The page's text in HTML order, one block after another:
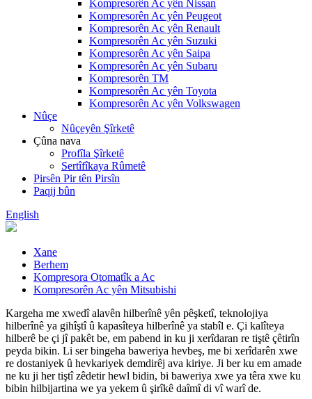
Kompresorên Ac yên Nissan
Kompresorên Ac yên Peugeot
Kompresorên Ac yên Renault
Kompresorên Ac yên Suzuki
Kompresorên Ac yên Saipa
Kompresorên Ac yên Subaru
Kompresorên TM
Kompresorên Ac yên Toyota
Kompresorên Ac yên Volkswagen
Nûçe
Nûçeyên Şîrketê
Çûna nava
Profîla Şîrketê
Sertîfîkaya Rûmetê
Pirsên Pir tên Pirsîn
Paqij bûn
English
Xane
Berhem
Kompresora Otomatîk a Ac
Kompresorên Ac yên Mitsubishi
Kargeha me xwedî alavên hilberînê yên pêşketî, teknolojiya
hilberînê ya gihîştî û kapasîteya hilberînê ya stabîl e. Çi kalîteya
hilberê be çi jî pakêt be, em pabend in ku ji xerîdaran re tiştê çêtirîn
peyda bikin. Li ser bingeha baweriya hevbeş, me bi xerîdarên xwe
re dostaniyek û hevkariyek demdirêj ava kiriye. Ji ber ku em amade
ne ku ji her tiştî zêdetir hewl bidin, bi baweriya xwe ya têra xwe ku
bibin hilbijartina we ya yekem û şirîkê daîmî di vî warî de.